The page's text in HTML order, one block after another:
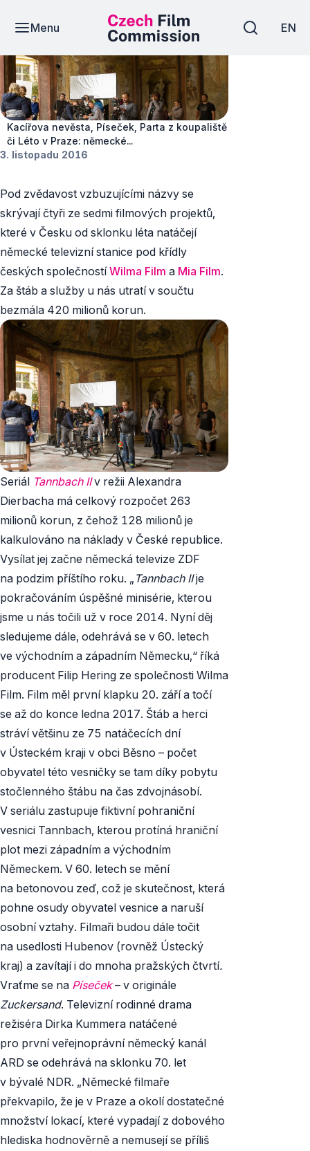
Menu EN
Novinky
Kacířova nevěsta, Píseček, Parta z koupaliště
či Léto v Praze: německé...
3. listopadu 2016
Pod zvědavost vzbuzujícími názvy se
skrývají čtyři ze sedmi filmových projektů,
které v Česku od sklonku léta natáčejí
německé televizní stanice pod křídly
českých společnostíWilma Film a Mia Film.
Za štáb a služby u nás utratí v součtu
bezmála 420 milionů korun.
Seriál Tannbach II v režii Alexandra
Dierbacha má celkový rozpočet 263
milionů korun, z čehož 128 milionů je
kalkulováno na náklady v České republice.
Vysílat jej začne německá televize ZDF
na podzim příštího roku. „ Tannbach IIje
pokračováním úspěšné minisérie, kterou
jsme u nás točili už v roce 2014. Nyní děj
sledujeme dále, odehrává se v 60. letech
ve východním a západním Německu,“ říká
producent Filip Hering ze společnosti Wilma
Film. Film měl první klapku 20. září a točí
se až do konce ledna 2017. Štáb a herci
stráví většinu ze 75 natáčecích dní
v Ústeckém kraji v obci Běsno – počet
obyvatel této vesničky se tam díky pobytu
stočlenného štábu na čas zdvojnásobí.
V seriálu zastupuje fiktivní pohraniční
vesnici Tannbach, kterou protíná hraniční
plot mezi západním a východním
Německem. V 60. letech se mění
na betonovou zeď, což je skutečnost, která
pohne osudy obyvatel vesnice a naruší
osobní vztahy. Filmaři budou dále točit
na usedlosti Hubenov (rovněž Ústecký
kraj) a zavítají i do mnoha pražských čtvrtí.
Vraťme se na Píseček– v originále
Zuckersand. Televizní rodinné drama
režiséra Dirka Kummera natáčené
pro první veřejnoprávní německý kanál
ARD se odehrává na sklonku 70. let
v bývalé NDR. „Německé filmaře
překvapilo, že je v Praze a okolí dostatečné
množství lokací, které vypadají z dobového
hlediska hodnověrně a nemusejí se příliš